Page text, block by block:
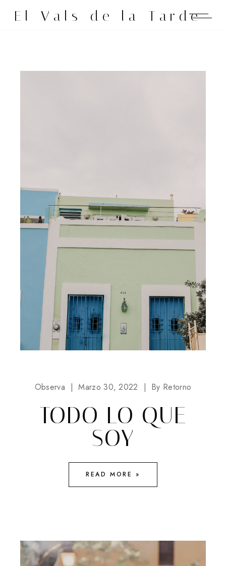
El Vals de la Tarde
Observa Marzo 30, 2022 By Retorno
TODO LO QUE
SOY
READ MORE »